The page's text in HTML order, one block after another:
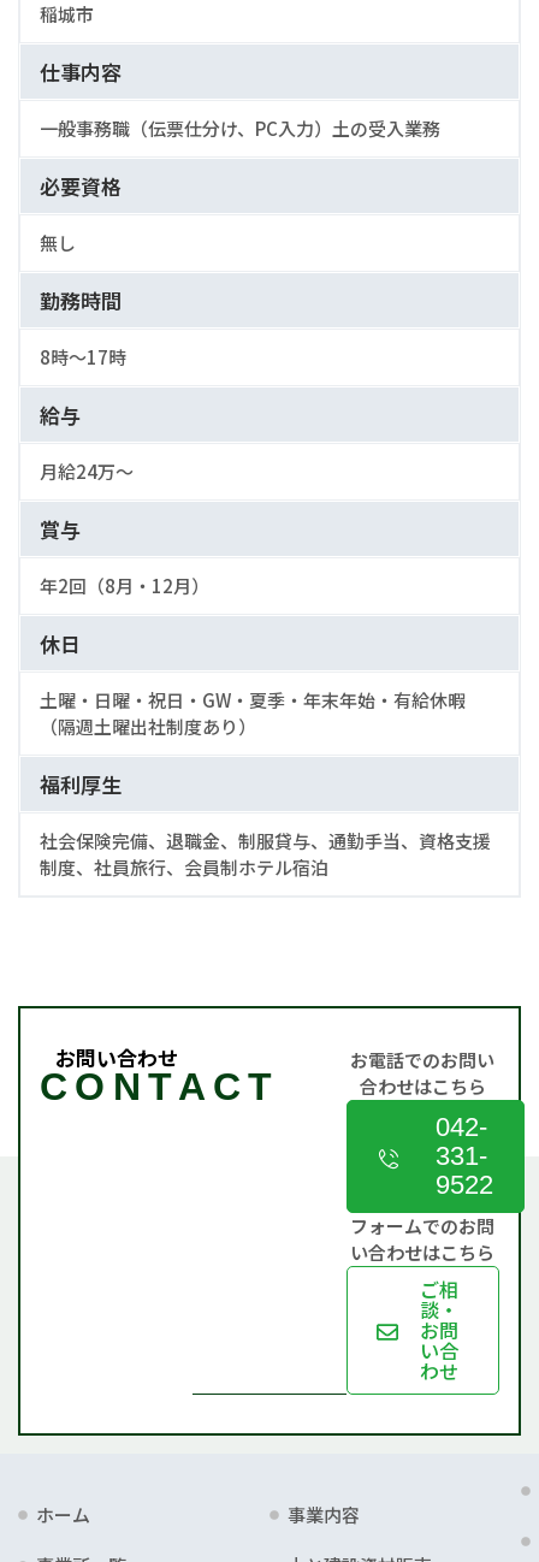
稲城市
仕事内容
一般事務職（伝票仕分け、PC入力）土の受入業務
必要資格
無し
勤務時間
8時〜17時
給与
月給24万〜
賞与
年2回（8月・12月）
休日
土曜・日曜・祝日・GW・夏季・年末年始・有給休暇
（隔週土曜出社制度あり）
福利厚生
社会保険完備、退職金、制服貸与、通勤手当、資格支援
制度、社員旅行、会員制ホテル宿泊
お問い合わせ
CONTACT
お電話でのお問い
合わせはこちら
042-
331-
9522
フォームでのお問
い合わせはこちら
ご相
談・
お問
い合
わせ
ホーム
事業内容